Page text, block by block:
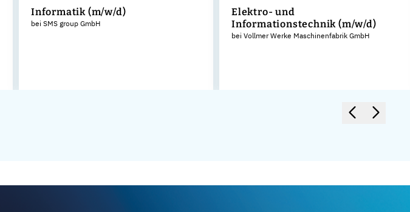
Informatik (m/w/d)
bei SMS group GmbH
Elektro- und
Informationstechnik (m/w/d)
bei Vollmer Werke Maschinenfabrik GmbH